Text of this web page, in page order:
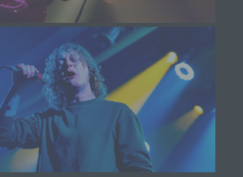
personenbezogener Daten, die
dass diese personenbezogenen
werden, um bestimmte
Aspekte, die sich auf eine natürliche
zu bewerten, insbesondere,
bezüglich Arbeitsleistung,
Lage, Gesundheit, persönlicher
Interessen, Zuverlässigkeit, Verhalten,
oder Ortswechsel dieser
Person zu analysieren oder